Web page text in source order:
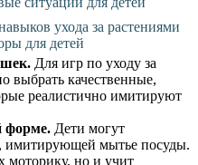
ухода за растениями
для детей
Для игр по уходу за
выбрать качественные,
реалистично имитируют
форме. Дети могут
имитирующей мытье посуды.
моторику, но и учит